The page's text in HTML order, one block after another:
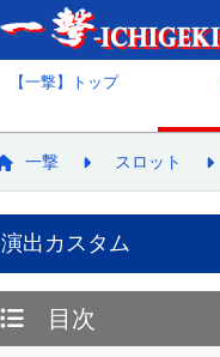
【一撃】トップ
一撃 スロット
演出カスタム
目次